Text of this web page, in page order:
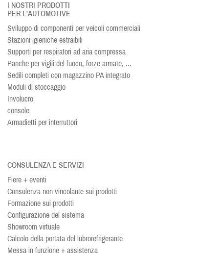
I NOSTRI PRODOTTI
PER L'AUTOMOTIVE
Sviluppo di componenti per veicoli commerciali
Stazioni igieniche estraibili
Supporti per respiratori ad aria compressa
Panche per vigili del fuoco, forze armate, ...
Sedili completi con magazzino PA integrato
Moduli di stoccaggio
Involucro
console
Armadietti per interruttori
CONSULENZA E SERVIZI
Fiere + eventi
Consulenza non vincolante sui prodotti
Formazione sui prodotti
Configurazione del sistema
Showroom virtuale
Calcolo della portata del lubrorefrigerante
Messa in funzione + assistenza